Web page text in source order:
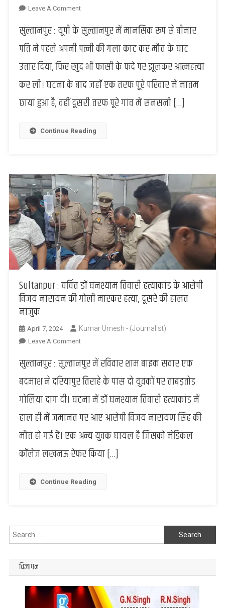
Leave A CommentOn
पहले
गला
रेतकर
को
उतारा
घाट,
फांसी
फंदे
से
झूला
सुल्तानपुर : यूपी के सुल्तानपुर में मानसिक रूप से बीमार
पति ने पहले अपनी पत्नी की गला काट कर मौत के घाट
उतार दिया, फिर खुद भी फांसी के फंदे पर झूलकर आत्महत्या
कर ली। घटना के बाद जहाँ एक तरफ पूरे परिवार में मातम
छाया हुआ है, वहीं दूसरी तरफ पूरे गांव में सनसनी […]
Continue Reading
Sultanpur : चर्चित डॉ घनश्याम तिवारी हत्याकांड के आरोपी
विजय नारायन की गोली मारकर हत्या, दूसरे की हालत
नाजुक
April 7, 2024 Kumar Umesh - (Journalist)
Leave A CommentOn
: चर्चित
डॉ
घनश्याम
तिवारी
के
आरोपी
नारायन
मारकर
हालत
सुल्तानपुर : सुल्तानपुर में रविवार शाम बाइक सवार एक
बदमाश ने दरियापुर तिराहे के पास दो युवकों पर ताबड़तोड़
गोलियां दाग दी। घटना में डॉ घनश्याम तिवारी हत्याकांड में
हाल ही में जमानत पर आए आरोपी विजय नारायण सिंह की
मौत हो गई है। एक अन्य युवक घायल है जिसको मेडिकल
कॉलेज लखनऊ रेफर किया […]
Continue Reading
Search
for:
विज्ञापन